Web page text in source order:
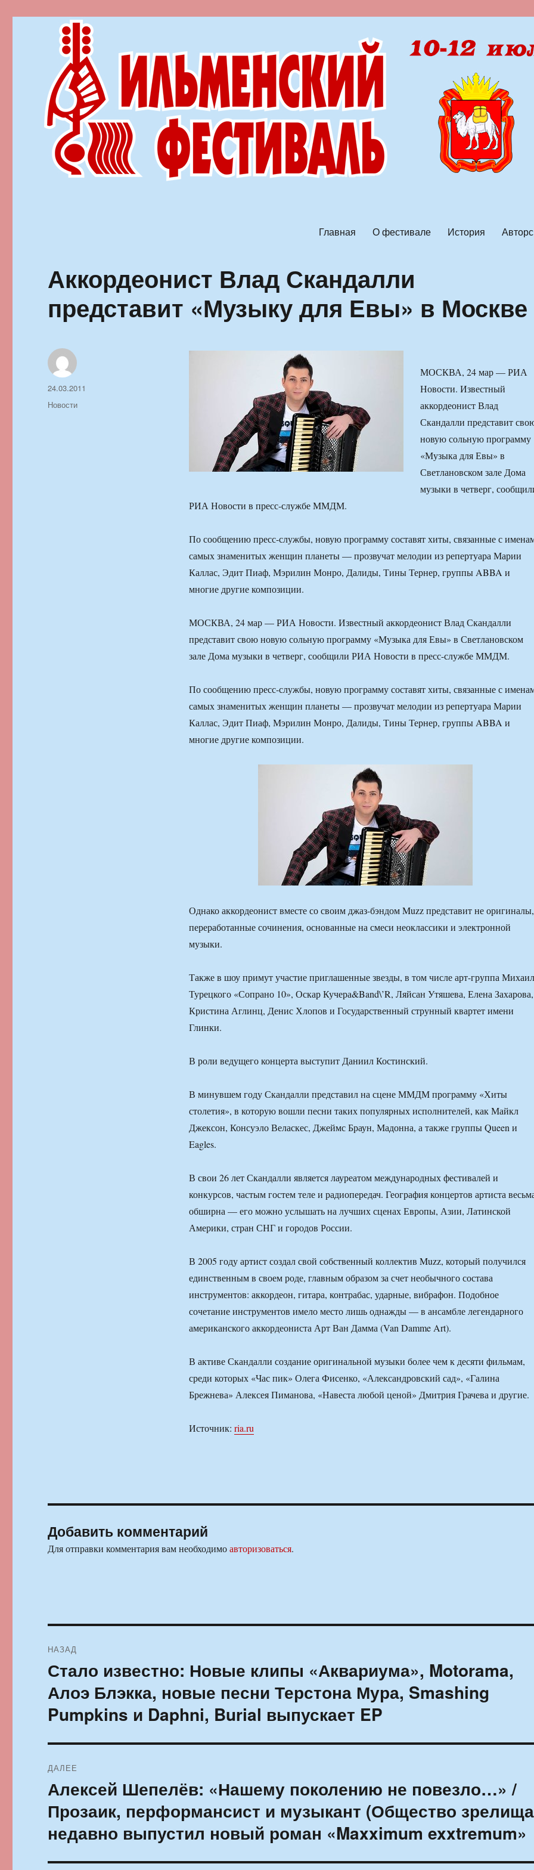
Главная О фестивале История
Аккордеонист Влад Скандалли
представит «Музыку для Евы» в Москве
МОСКВА, 24 мар — РИА
Новости. Известный
аккордеонист Влад
Скандалли представит
новую сольную программу
«Музыка для Евы» в
Светлановском зале Дома
музыки в четверг,
РИА Новости в пресс-службе ММДМ.
По сообщению пресс-службы, новую программу составят хиты, связанные с
самых знаменитых женщин планеты — прозвучат мелодии из репертуара Марии
Каллас, Эдит Пиаф, Мэрилин Монро, Далиды, Тины Тернер, группы ABBA и
многие другие композиции.
МОСКВА, 24 мар — РИА Новости. Известный аккордеонист Влад Скандалли
представит свою новую сольную программу «Музыка для Евы» в Светлановском
зале Дома музыки в четверг, сообщили РИА Новости в пресс-службе ММДМ.
По сообщению пресс-службы, новую программу составят хиты, связанные с
самых знаменитых женщин планеты — прозвучат мелодии из репертуара Марии
Каллас, Эдит Пиаф, Мэрилин Монро, Далиды, Тины Тернер, группы ABBA и
многие другие композиции.
Однако аккордеонист вместе со своим джаз-бэндом Muzz представит не
переработанные сочинения, основанные на смеси неоклассики и электронной
музыки.
Также в шоу примут участие приглашенные звезды, в том числе арт-группа
Турецкого «Сопрано 10», Оскар Кучера&Band\’R, Ляйсан Утяшева, Елена Захарова,
Кристина Аглинц, Денис Хлопов и Государственный струнный квартет имени
Глинки.
В роли ведущего концерта выступит Даниил Костинский.
В минувшем году Скандалли представил на сцене ММДМ программу «Хиты
столетия», в которую вошли песни таких популярных исполнителей, как Майкл
Джексон, Консуэло Веласкес, Джеймс Браун, Мадонна, а также группы Queen и
Eagles.
В свои 26 лет Скандалли является лауреатом международных фестивалей и
конкурсов, частым гостем теле и радиопередач. География концертов артиста
обширна — его можно услышать на лучших сценах Европы, Азии, Латинской
Америки, стран СНГ и городов России.
В 2005 году артист создал свой собственный коллектив Muzz, который получился
единственным в своем роде, главным образом за счет необычного состава
инструментов: аккордеон, гитара, контрабас, ударные, вибрафон. Подобное
сочетание инструментов имело место лишь однажды — в ансамбле легендарного
американского аккордеониста Арт Ван Дамма (Van Damme Art).
В активе Скандалли создание оригинальной музыки более чем к десяти фильмам,
среди которых «Час пик» Олега Фисенко, «Александровский сад», «Галина
Брежнева» Алексея Пиманова, «Навеста любой ценой» Дмитрия Грачева и другие.
Источник: ria.ru
Автор
Опубликовано
24.03.2011
Рубрики
Новости
Добавить комментарий
Для отправки комментария вам необходимоавторизоваться.
по
записям
НАЗАД
Предыдущая
Стало известно: Новые клипы «Аквариума», Motorama,
Алоэ Блэкка, новые песни Терстона Мура, Smashing
Pumpkins и Daphni, Burial выпускает EP
ДАЛЕЕ
Следующая
Алексей Шепелёв: «Нашему поколению не повезло…» /
Прозаик, перформансист и музыкант (Общество
недавно выпустил новый роман «Maxximum exxtremum»